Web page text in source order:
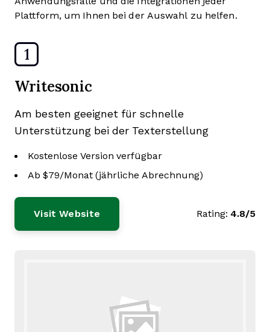
Plattform, um Ihnen bei der Auswahl zu helfen.
1
Writesonic
Am besten geeignet für schnelle
Unterstützung bei der Texterstellung
Kostenlose Version verfügbar
Ab $79/Monat (jährliche Abrechnung)
Visit Website Rating: 4.8/5